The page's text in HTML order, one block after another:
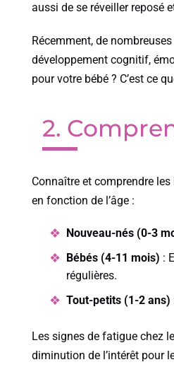
aussi de se réveiller reposé
Récemment, de
développement cognitif,
pour votre bébé ? C’est ce
2.
Connaître et comprendre
en fonction de l’âge :
Nouveau-nés (0-3
Bébés (4-11 mois) :
régulières.
Tout-petits (1-2 ans)
Les signes de fatigue chez
diminution de l’intérêt pour